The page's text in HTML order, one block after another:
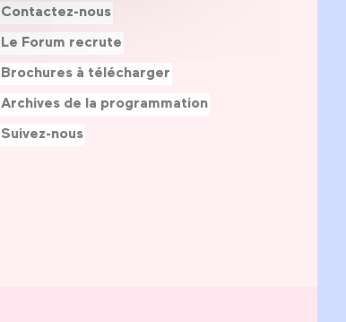
Contactez-nous
Le Forum recrute
Brochures à télécharger
Archives de la programmation
Suivez-nous